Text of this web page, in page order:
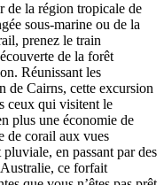
de la région tropicale de
sous-marine ou de la
prenez le train
de la forêt
Réunissant les
de Cairns, cette excursion
ceux qui visitent le
plus une économie de
de corail aux vues
en passant par des
ce forfait